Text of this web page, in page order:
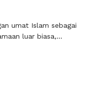
umat Islam sebagai
luar biasa,
rutinitas, tanpa